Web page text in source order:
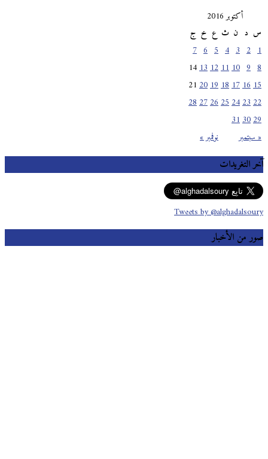
أكتوبر 2016
س
ث خ ج
« سبتمبر نوفمبر »
10
11
12
13
14
15
16
17
18
19
20
21
22
23
24
25
26
27
28
29
30
31
آخر التغريدات
Tweets by @alghadalsoury
صور من الأخبار